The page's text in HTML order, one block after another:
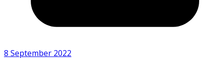
8 September 2022